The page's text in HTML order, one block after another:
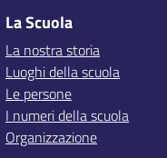
La Scuola
La nostra storia
Luoghi della scuola
Le persone
I numeri della scuola
Organizzazione